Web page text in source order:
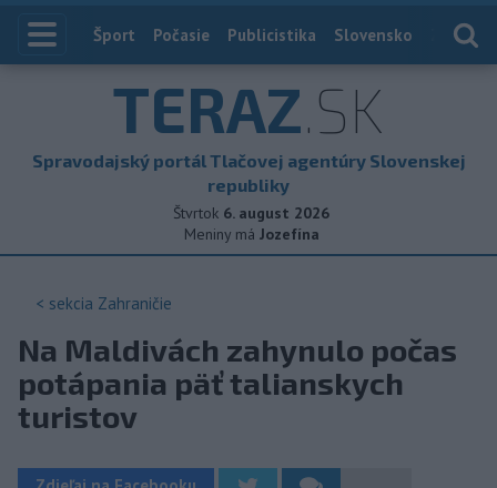
Index
Šport Počasie Publicistika Slovensko
TERAZ.SK
Spravodajský portál Tlačovej agentúry Slovenskej
republiky
Štvrtok 6. august 2026
Meniny má Jozefína
< sekcia Zahraničie
Na Maldivách zahynulo počas
potápania päť talianskych
turistov